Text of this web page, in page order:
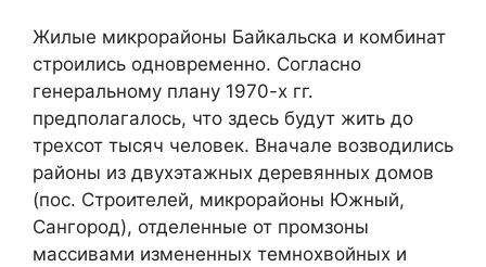
Жилые микрорайоны Байкальска и комбинат
строились одновременно. Согласно
генеральному плану 1970-х гг.
предполагалось, что здесь будут жить до
трехсот тысяч человек. Вначале возводились
районы из двухэтажных деревянных домов
(пос. Строителей, микрорайоны Южный,
Сангород), отделенные от промзоны
массивами измененных темнохвойных и